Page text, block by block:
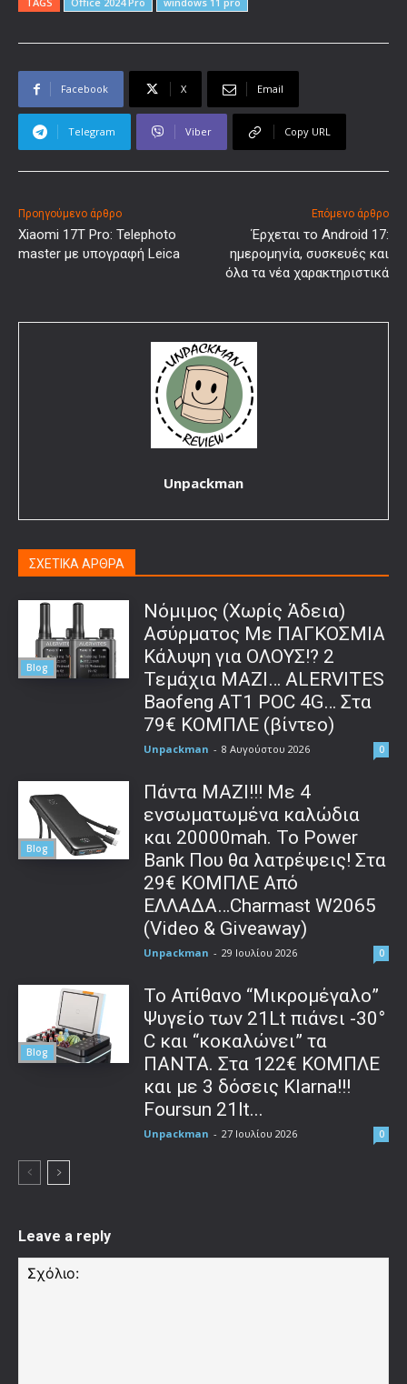
Facebook X Email
Telegram Viber Copy URL
Προηγούμενο άρθρο
Xiaomi 17T Pro: Telephoto
master με υπογραφή Leica
Επόμενο άρθρο
Έρχεται το Android 17:
ημερομηνία, συσκευές και
όλα τα νέα χαρακτηριστικά
Unpackman
ΣΧΕΤΙΚΑ ΑΡΘΡΑ
Blog
Νόμιμος (Χωρίς Άδεια)
Ασύρματος Με ΠΑΓΚΟΣΜΙΑ
Κάλυψη για ΟΛΟΥΣ!? 2
Τεμάχια ΜΑΖΙ… ALERVITES
Baofeng AT1 POC 4G… Στα
79€ ΚΟΜΠΛΕ (βίντεο)
Unpackman - 8 Αυγούστου 2026 0
Blog
Πάντα ΜΑΖΙ!!! Με 4
ενσωματωμένα καλώδια
και 20000mah. Το Power
Bank Που θα λατρέψεις! Στα
29€ ΚΟΜΠΛΕ Από
ΕΛΛΑΔΑ…Charmast W2065
(Video & Giveaway)
Unpackman - 29 Ιουλίου 2026 0
Blog
Το Απίθανο “Μικρομέγαλο”
Ψυγείο των 21Lt πιάνει -30°
C και “κοκαλώνει” τα
ΠΑΝΤΑ. Στα 122€ ΚΟΜΠΛΕ
και με 3 δόσεις Klarna!!!
Foursun 21lt...
Unpackman - 27 Ιουλίου 2026 0
Leave a reply